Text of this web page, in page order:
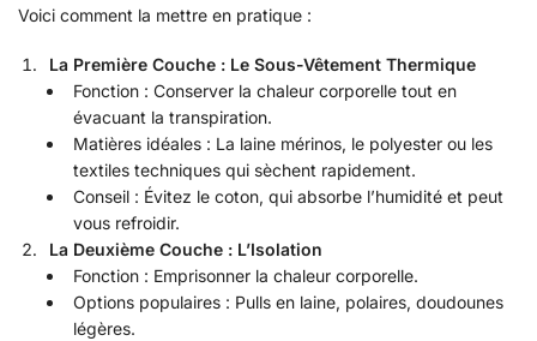
Voici comment la mettre en pratique :
La Première Couche : Le Sous-Vêtement Thermique
Fonction : Conserver la chaleur corporelle tout en
évacuant la transpiration.
Matières idéales : La laine mérinos, le polyester ou les
textiles techniques qui sèchent rapidement.
Conseil : Évitez le coton, qui absorbe l’humidité et peut
vous refroidir.
La Deuxième Couche : L’Isolation
Fonction : Emprisonner la chaleur corporelle.
Options populaires : Pulls en laine, polaires, doudounes
légères.